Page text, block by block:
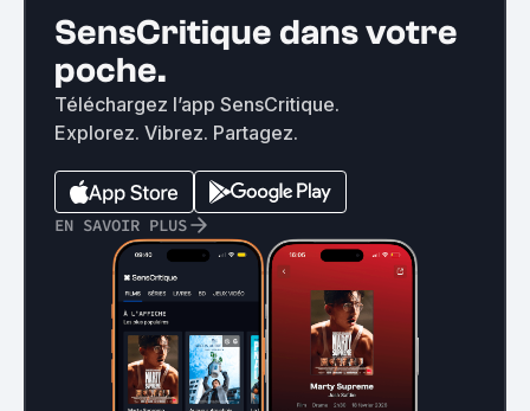
SensCritique dans votre
poche.
Téléchargez l’app SensCritique.
Explorez. Vibrez. Partagez.
EN SAVOIR PLUS